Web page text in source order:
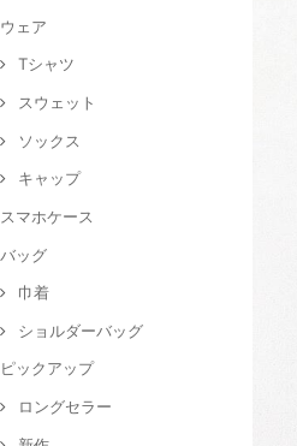
ウェア
Tシャツ
スウェット
ソックス
キャップ
スマホケース
バッグ
巾着
ショルダーバッグ
ピックアップ
ロングセラー